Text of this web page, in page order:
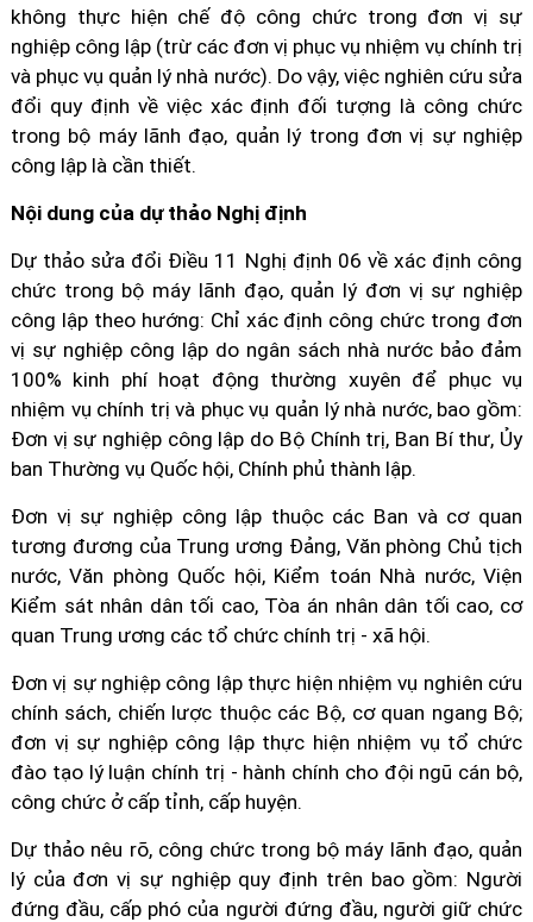
không thực hiện chế độ công chức trong đơn vị sự
nghiệp công lập (trừ các đơn vị phục vụ nhiệm vụ chính trị
và phục vụ quản lý nhà nước). Do vậy, việc nghiên cứu sửa
đổi quy định về việc xác định đối tượng là công chức
trong bộ máy lãnh đạo, quản lý trong đơn vị sự nghiệp
công lập là cần thiết.
Nội dung của dự thảo Nghị định
Dự thảo sửa đổi Điều 11 Nghị định 06 về xác định công
chức trong bộ máy lãnh đạo, quản lý đơn vị sự nghiệp
công lập theo hướng: Chỉ xác định công chức trong đơn
vị sự nghiệp công lập do ngân sách nhà nước bảo đảm
100% kinh phí hoạt động thường xuyên để phục vụ
nhiệm vụ chính trị và phục vụ quản lý nhà nước, bao gồm:
Đơn vị sự nghiệp công lập do Bộ Chính trị, Ban Bí thư, Ủy
ban Thường vụ Quốc hội, Chính phủ thành lập.
Đơn vị sự nghiệp công lập thuộc các Ban và cơ quan
tương đương của Trung ương Đảng, Văn phòng Chủ tịch
nước, Văn phòng Quốc hội, Kiểm toán Nhà nước, Viện
Kiểm sát nhân dân tối cao, Tòa án nhân dân tối cao, cơ
quan Trung ương các tổ chức chính trị - xã hội.
Đơn vị sự nghiệp công lập thực hiện nhiệm vụ nghiên cứu
chính sách, chiến lược thuộc các Bộ, cơ quan ngang Bộ;
đơn vị sự nghiệp công lập thực hiện nhiệm vụ tổ chức
đào tạo lý luận chính trị - hành chính cho đội ngũ cán bộ,
công chức ở cấp tỉnh, cấp huyện.
Dự thảo nêu rõ, công chức trong bộ máy lãnh đạo, quản
lý của đơn vị sự nghiệp quy định trên bao gồm: Người
đứng đầu, cấp phó của người đứng đầu, người giữ chức